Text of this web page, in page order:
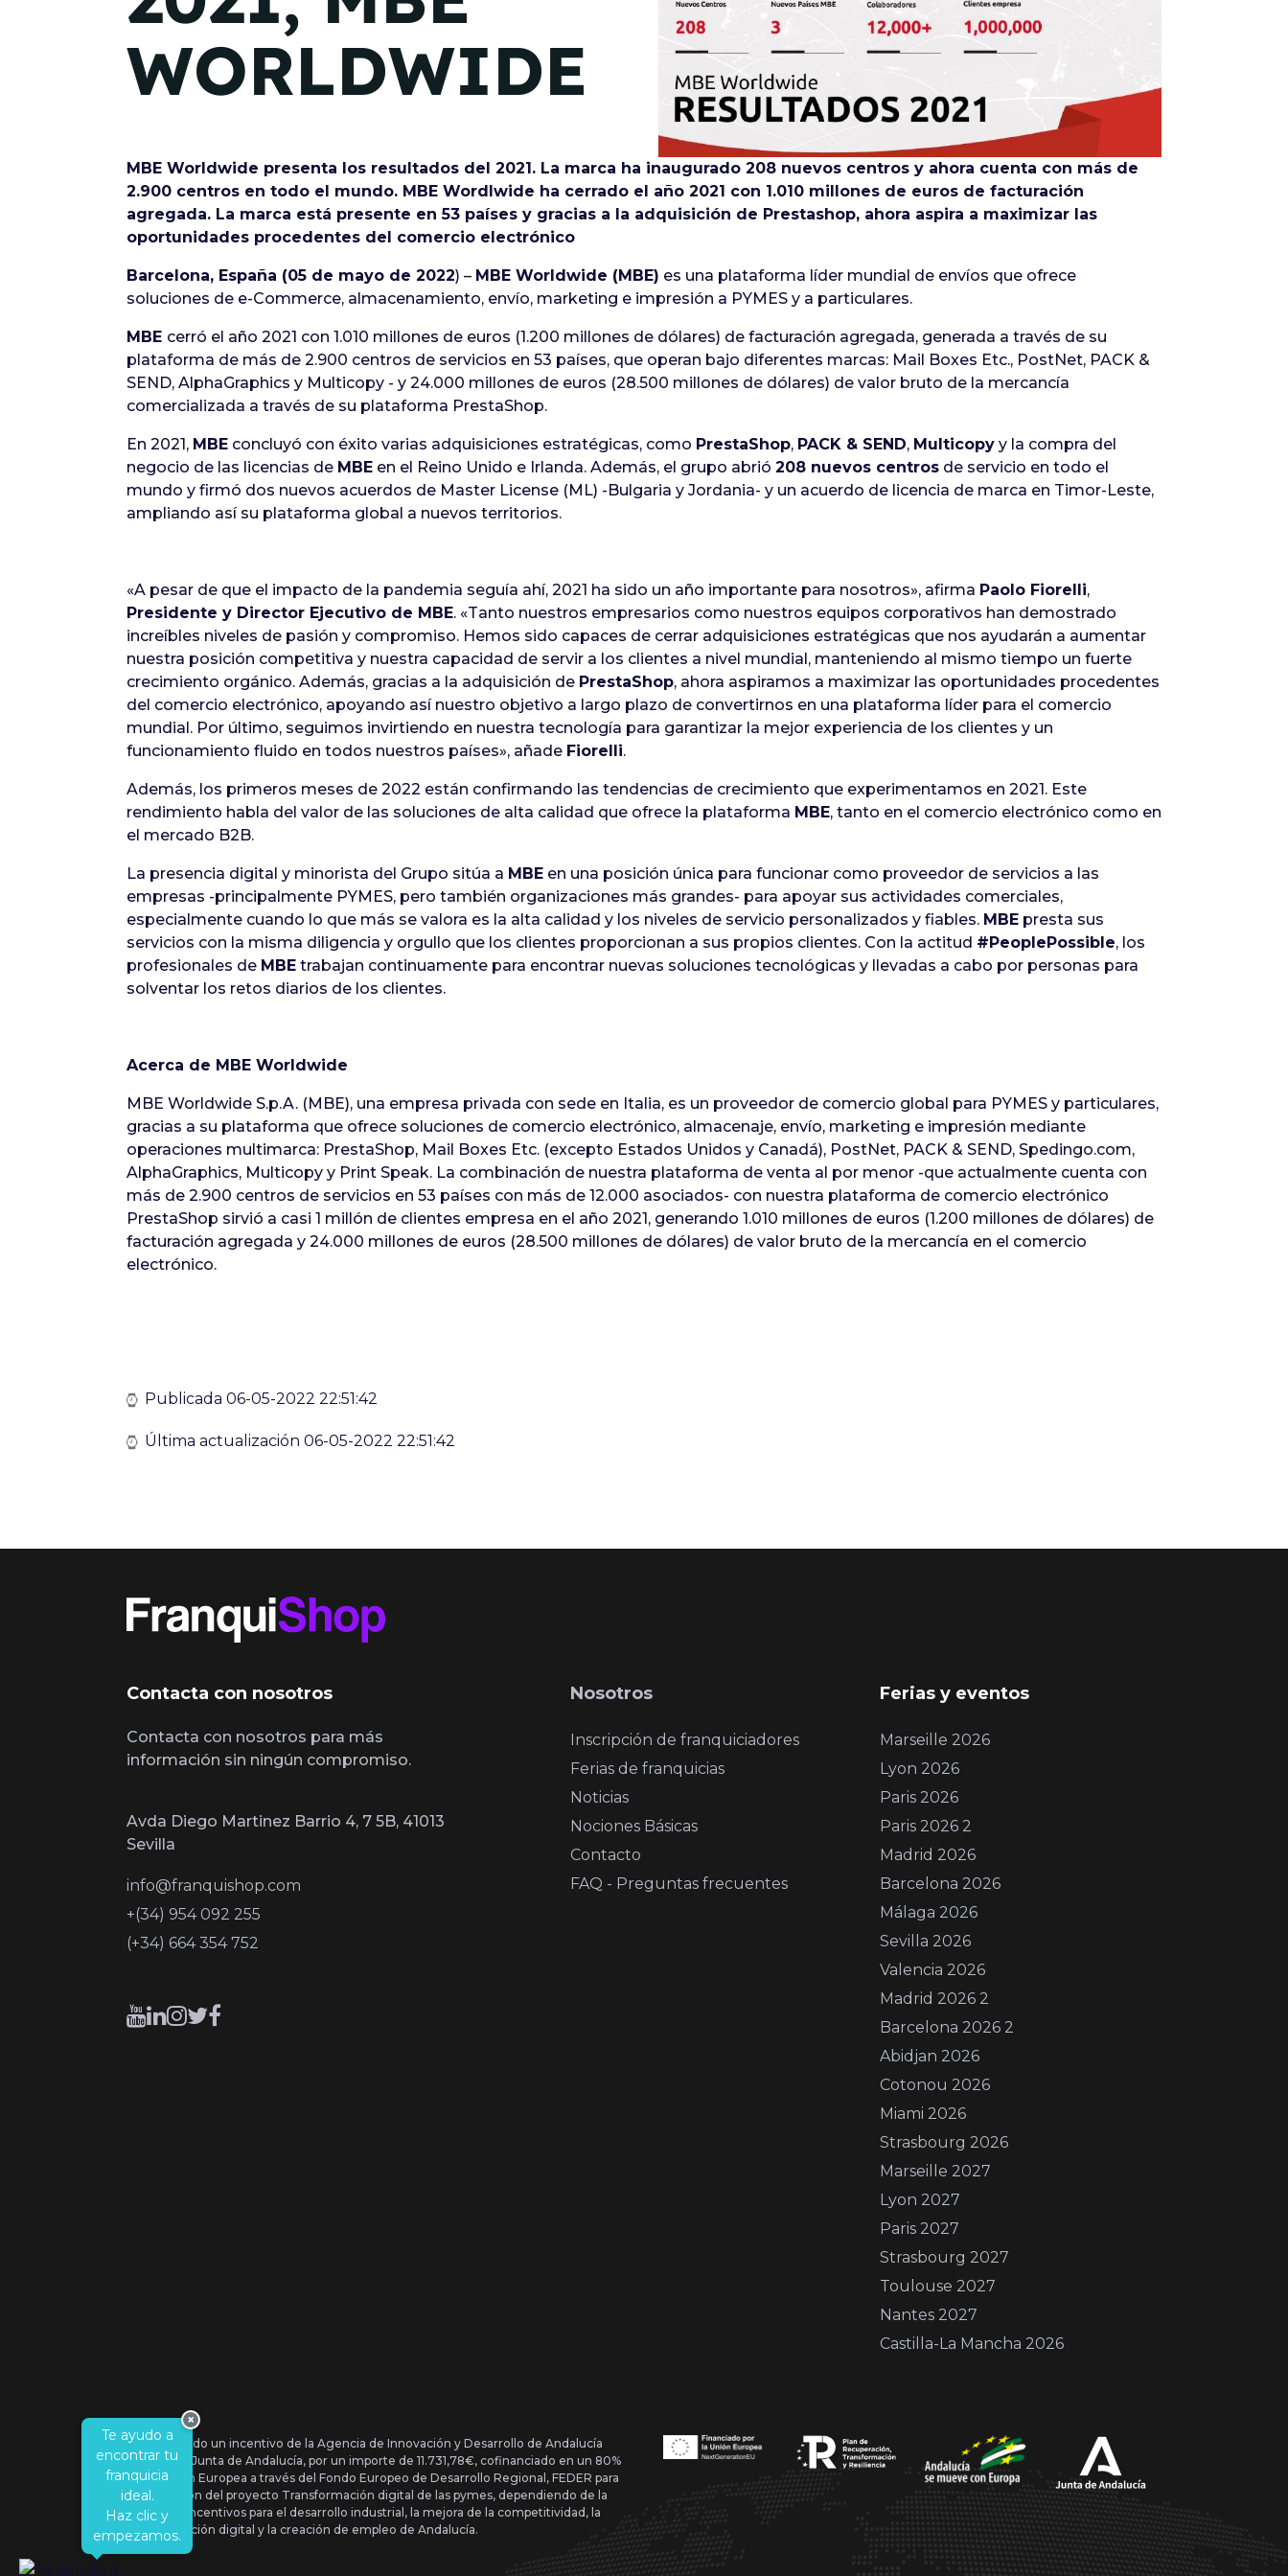
de octubre
Castilla-La Mancha
2026 -22 de octubre
Barcelona 2026 2 -
VER MÁS
Infórmate
WORLDWIDE
MBE Worldwide presenta los resultados del 2021. La marca ha inaugurado 208 nuevos centros y ahora cuenta con más de
2.900 centros en todo el mundo. MBE Wordlwide ha cerrado el año 2021 con 1.010 millones de euros de facturación
agregada. La marca está presente en 53 países y gracias a la adquisición de Prestashop, ahora aspira a maximizar las
oportunidades procedentes del comercio electrónico
Barcelona, España (05 de mayo de 2022) – MBE Worldwide (MBE) es una plataforma líder mundial de envíos que ofrece
soluciones de e-Commerce, almacenamiento, envío, marketing e impresión a PYMES y a particulares.
MBE cerró el año 2021 con 1.010 millones de euros (1.200 millones de dólares) de facturación agregada, generada a través de su
plataforma de más de 2.900 centros de servicios en 53 países, que operan bajo diferentes marcas: Mail Boxes Etc., PostNet, PACK &
SEND, AlphaGraphics y Multicopy - y 24.000 millones de euros (28.500 millones de dólares) de valor bruto de la mercancía
comercializada a través de su plataforma PrestaShop.
En 2021, MBE concluyó con éxito varias adquisiciones estratégicas, como PrestaShop, PACK & SEND, Multicopy y la compra del
negocio de las licencias de MBE en el Reino Unido e Irlanda. Además, el grupo abrió 208 nuevos centros de servicio en todo el
mundo y firmó dos nuevos acuerdos de Master License (ML) -Bulgaria y Jordania- y un acuerdo de licencia de marca en Timor-Leste,
ampliando así su plataforma global a nuevos territorios.
«A pesar de que el impacto de la pandemia seguía ahí, 2021 ha sido un año importante para nosotros», afirma Paolo Fiorelli,
Presidente y Director Ejecutivo de MBE. «Tanto nuestros empresarios como nuestros equipos corporativos han demostrado
increíbles niveles de pasión y compromiso. Hemos sido capaces de cerrar adquisiciones estratégicas que nos ayudarán a aumentar
nuestra posición competitiva y nuestra capacidad de servir a los clientes a nivel mundial, manteniendo al mismo tiempo un fuerte
crecimiento orgánico. Además, gracias a la adquisición de PrestaShop, ahora aspiramos a maximizar las oportunidades procedentes
del comercio electrónico, apoyando así nuestro objetivo a largo plazo de convertirnos en una plataforma líder para el comercio
mundial. Por último, seguimos invirtiendo en nuestra tecnología para garantizar la mejor experiencia de los clientes y un
funcionamiento fluido en todos nuestros países», añade Fiorelli.
Además, los primeros meses de 2022 están confirmando las tendencias de crecimiento que experimentamos en 2021. Este
rendimiento habla del valor de las soluciones de alta calidad que ofrece la plataforma MBE, tanto en el comercio electrónico como en
el mercado B2B.
La presencia digital y minorista del Grupo sitúa a MBE en una posición única para funcionar como proveedor de servicios a las
empresas -principalmente PYMES, pero también organizaciones más grandes- para apoyar sus actividades comerciales,
especialmente cuando lo que más se valora es la alta calidad y los niveles de servicio personalizados y fiables. MBE presta sus
servicios con la misma diligencia y orgullo que los clientes proporcionan a sus propios clientes. Con la actitud #PeoplePossible, los
profesionales de MBE trabajan continuamente para encontrar nuevas soluciones tecnológicas y llevadas a cabo por personas para
solventar los retos diarios de los clientes.
Acerca de MBE Worldwide
MBE Worldwide S.p.A. (MBE), una empresa privada con sede en Italia, es un proveedor de comercio global para PYMES y particulares,
gracias a su plataforma que ofrece soluciones de comercio electrónico, almacenaje, envío, marketing e impresión mediante
operaciones multimarca: PrestaShop, Mail Boxes Etc. (excepto Estados Unidos y Canadá), PostNet, PACK & SEND, Spedingo.com,
AlphaGraphics, Multicopy y Print Speak. La combinación de nuestra plataforma de venta al por menor -que actualmente cuenta con
más de 2.900 centros de servicios en 53 países con más de 12.000 asociados- con nuestra plataforma de comercio electrónico
PrestaShop sirvió a casi 1 millón de clientes empresa en el año 2021, generando 1.010 millones de euros (1.200 millones de dólares) de
facturación agregada y 24.000 millones de euros (28.500 millones de dólares) de valor bruto de la mercancía en el comercio
electrónico.
Publicada 06-05-2022 22:51:42
Última actualización 06-05-2022 22:51:42
Contacta con nosotros
Contacta con nosotros para más
información sin ningún compromiso.
Avda Diego Martinez Barrio 4, 7 5B, 41013
Sevilla
info@franquishop.com
+(34) 954 092 255
(+34) 664 354 752
Nosotros
Inscripción de franquiciadores
Ferias de franquicias
Noticias
Nociones Básicas
Contacto
FAQ - Preguntas frecuentes
Ferias y eventos
Marseille 2026
Lyon 2026
Paris 2026
Paris 2026 2
Madrid 2026
Barcelona 2026
Málaga 2026
Sevilla 2026
Valencia 2026
Madrid 2026 2
Barcelona 2026 2
Abidjan 2026
Cotonou 2026
Miami 2026
Strasbourg 2026
Marseille 2027
Lyon 2027
Paris 2027
Strasbourg 2027
Toulouse 2027
Nantes 2027
Castilla-La Mancha 2026
Se ha recibido un incentivo de la Agencia de Innovación y Desarrollo de Andalucía
IDEA, de la Junta de Andalucía, por un importe de 11.731,78€, cofinanciado en un 80%
por la Unión Europea a través del Fondo Europeo de Desarrollo Regional, FEDER para
la realización del proyecto Transformación digital de las pymes, dependiendo de la
Orden de Incentivos para el desarrollo industrial, la mejora de la competitividad, la
transformación digital y la creación de empleo de Andalucía.
Te ayudo a
encontrar tu
franquicia
ideal.
Haz clic y
empezamos.
×